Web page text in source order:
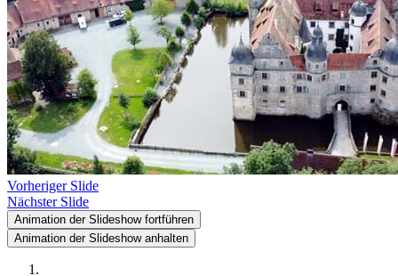
Vorheriger Slide
Nächster Slide
Animation der Slideshow fortführen
Animation der Slideshow anhalten